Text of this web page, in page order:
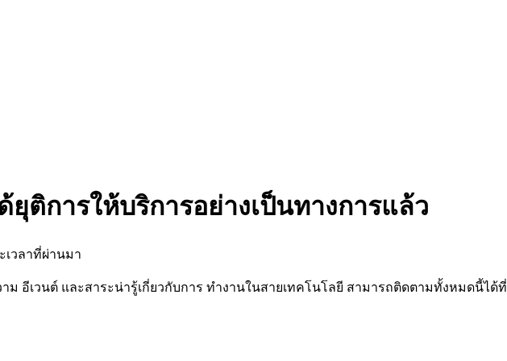
ยุติการให้บริการอย่างเป็นทางการแล้ว
วลาที่ผ่านมา
อีเวนต์ และสาระน่ารู้เกี่ยวกับการ ทำงานในสายเทคโนโลยี สามารถติดตามทั้งหมดนี้ได้ที่